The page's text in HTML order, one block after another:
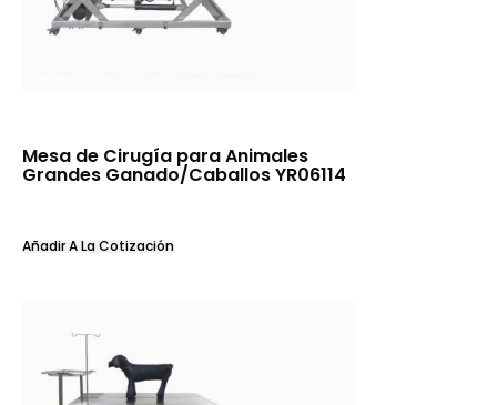
Mesa de Cirugía para Animales
Grandes Ganado/Caballos YR06114
Añadir A La Cotización